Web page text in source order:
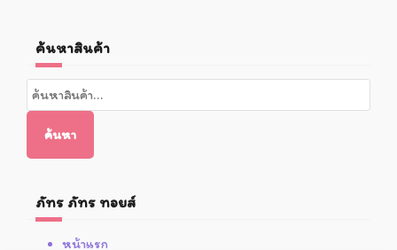
ค้นหาสินค้า
ค้นหา:
ค้นหา
ภัทร ภัทร ทอยส์
หน้าแรก